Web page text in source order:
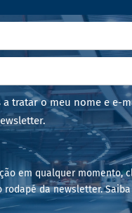
a tratar o meu nome e e-
em qualquer momento,
rodapé da newsletter.